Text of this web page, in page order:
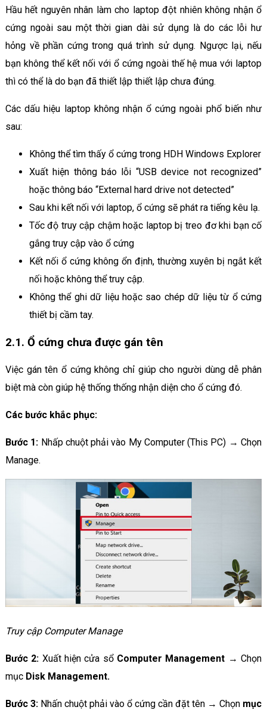
Hầu hết nguyên nhân làm cho laptop đột nhiên không nhận ổ
cứng ngoài sau một thời gian dài sử dụng là do các lỗi hư
hỏng về phần cứng trong quá trình sử dụng. Ngược lại, nếu
bạn không thể kết nối với ổ cứng ngoài thế hệ mua với laptop
thì có thể là do bạn đã thiết lập thiết lập chưa đúng.
Các dấu hiệu laptop không nhận ổ cứng ngoài phổ biến như
sau:
Không thể tìm thấy ổ cứng trong HDH Windows Explorer
Xuất hiện thông báo lỗi “USB device not recognized”
hoặc thông báo “External hard drive not detected”
Sau khi kết nối với laptop, ổ cứng sẽ phát ra tiếng kêu lạ.
Tốc độ truy cập chậm hoặc laptop bị treo đơ khi bạn cố
gắng truy cập vào ổ cứng
Kết nối ổ cứng không ổn định, thường xuyên bị ngắt kết
nối hoặc không thể truy cập.
Không thể ghi dữ liệu hoặc sao chép dữ liệu từ ổ cứng
thiết bị cầm tay.
2.1. Ổ cứng chưa được gán tên
Việc gán tên ổ cứng không chỉ giúp cho người dùng dễ phân
biệt mà còn giúp hệ thống thống nhận diện cho ổ cứng đó.
Các bước khắc phục:
Bước 1: Nhấp chuột phải vào My Computer (This PC) → Chọn
Manage.
Truy cập Computer Manage
Bước 2: Xuất hiện cửa sổ Computer Management → Chọn
mục Disk Management.
Bước 3: Nhấn chuột phải vào ổ cứng cần đặt tên → Chọn mục